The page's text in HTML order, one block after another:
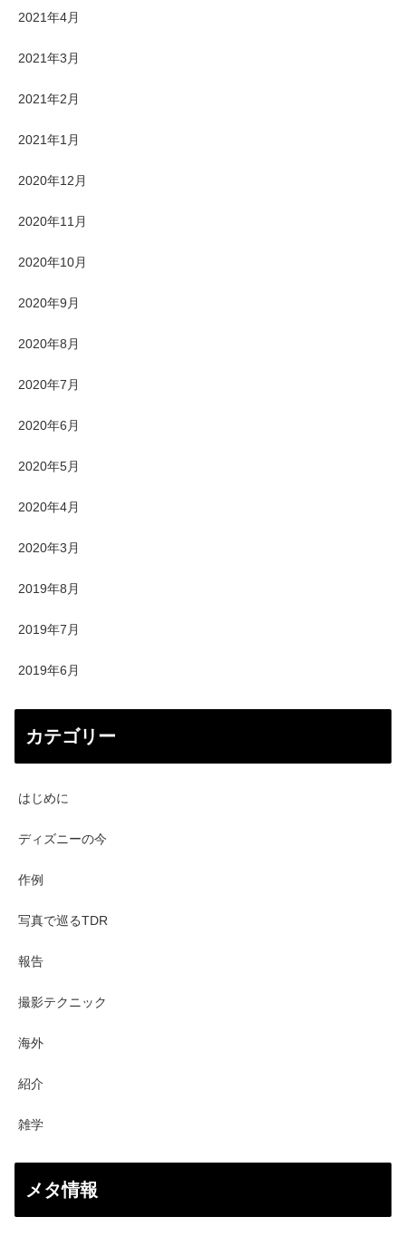
2021年4月
2021年3月
2021年2月
2021年1月
2020年12月
2020年11月
2020年10月
2020年9月
2020年8月
2020年7月
2020年6月
2020年5月
2020年4月
2020年3月
2019年8月
2019年7月
2019年6月
カテゴリー
はじめに
ディズニーの今
作例
写真で巡るTDR
報告
撮影テクニック
海外
紹介
雑学
メタ情報